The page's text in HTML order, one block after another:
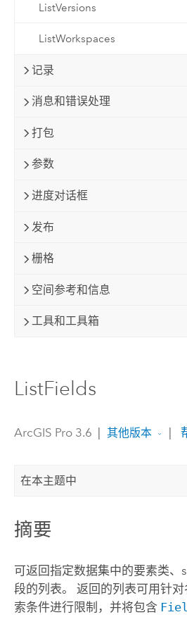
ListVersions
ListWorkspaces
记录
消息和错误处理
打包
参数
进度对话框
发布
栅格
空间参考和信息
工具和工具箱
ListFields
ArcGIS Pro 3.6 其他版本
在本主题中
摘要
可返回指定数据集中的要素类
段的列表。 返回的列表可用针
索条件进行限制，并将包含